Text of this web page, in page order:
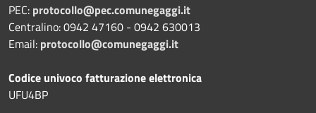
PEC: protocollo@pec.comunegaggi.it
Centralino: 0942 47160 - 0942 630013
Email: protocollo@comunegaggi.it
Codice univoco fatturazione elettronica
UFU4BP